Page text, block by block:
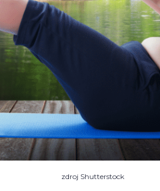
zdroj Shutterstock